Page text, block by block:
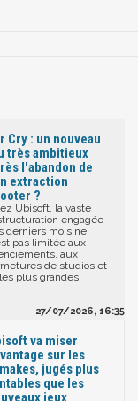
Cry : un nouveau
très ambitieux
l'abandon de
extraction
?
Ubisoft, la vaste
engagée
derniers mois ne
pas limitée aux
aux
de studios et
plus grandes
27/07/2026, 16:35
va miser
sur les
jugés plus
que les
jeux